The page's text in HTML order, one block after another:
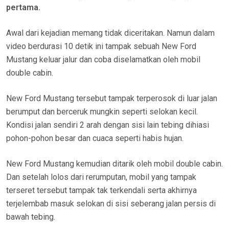
pertama.
Awal dari kejadian memang tidak diceritakan. Namun dalam
video berdurasi 10 detik ini tampak sebuah New Ford
Mustang keluar jalur dan coba diselamatkan oleh mobil
double cabin.
New Ford Mustang tersebut tampak terperosok di luar jalan
berumput dan berceruk mungkin seperti selokan kecil.
Kondisi jalan sendiri 2 arah dengan sisi lain tebing dihiasi
pohon-pohon besar dan cuaca seperti habis hujan.
New Ford Mustang kemudian ditarik oleh mobil double cabin.
Dan setelah lolos dari rerumputan, mobil yang tampak
terseret tersebut tampak tak terkendali serta akhirnya
terjelembab masuk selokan di sisi seberang jalan persis di
bawah tebing.